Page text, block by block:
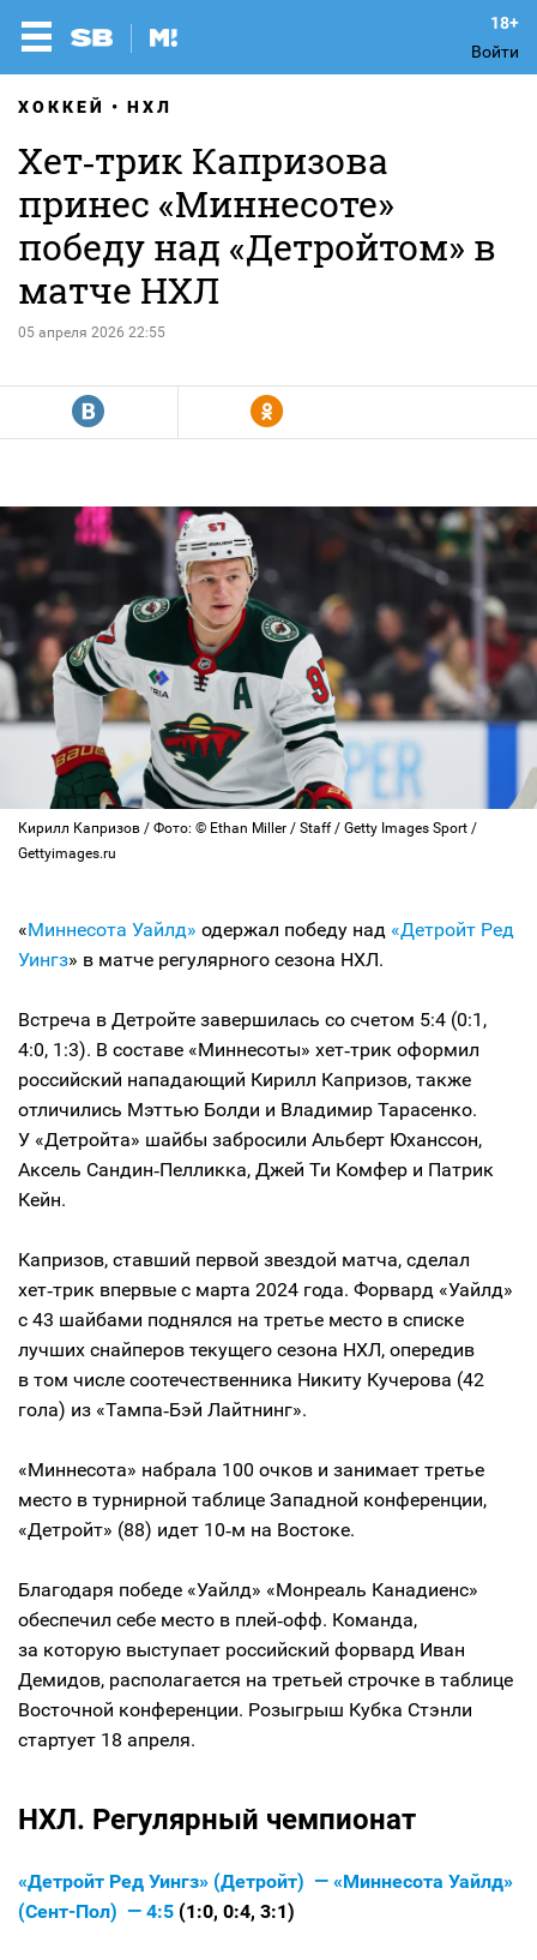
Войти
ХОККЕЙ НХЛ
Хет‑трик Капризова
принес «Миннесоте»
победу над «Детройтом» в
матче НХЛ
05 апреля 2026 22:55
R Y
Кирилл Капризов / Фото: © Ethan Miller / Staff / Getty Images Sport /
Gettyimages.ru
«Миннесота Уайлд» одержал победу над «Детройт Ред
Уингз» в матче регулярного сезона НХЛ.
Встреча в Детройте завершилась со счетом 5:4 (0:1,
4:0, 1:3). В составе «Миннесоты» хет‑трик оформил
российский нападающий Кирилл Капризов, также
отличились Мэттью Болди и Владимир Тарасенко.
У «Детройта» шайбы забросили Альберт Юханссон,
Аксель Сандин‑Пелликка, Джей Ти Комфер и Патрик
Кейн.
Капризов, ставший первой звездой матча, сделал
хет‑трик впервые с марта 2024 года. Форвард «Уайлд»
с 43 шайбами поднялся на третье место в списке
лучших снайперов текущего сезона НХЛ, опередив
в том числе соотечественника Никиту Кучерова (42
гола) из «Тампа‑Бэй Лайтнинг».
«Миннесота» набрала 100 очков и занимает третье
место в турнирной таблице Западной конференции,
«Детройт» (88) идет 10‑м на Востоке.
Благодаря победе «Уайлд» «Монреаль Канадиенс»
обеспечил себе место в плей‑офф. Команда,
за которую выступает российский форвард Иван
Демидов, располагается на третьей строчке в таблице
Восточной конференции. Розыгрыш Кубка Стэнли
стартует 18 апреля.
НХЛ. Регулярный чемпионат
«Детройт Ред Уингз» (Детройт) — «Миннесота Уайлд»
(Сент-Пол) — 4:5 (1:0, 0:4, 3:1)